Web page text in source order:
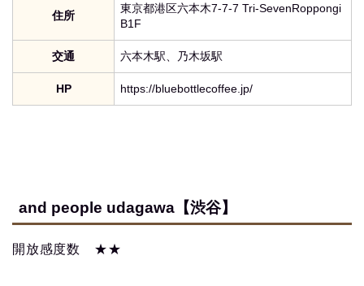
住所
東京都港区六本木7-7-7 Tri-SevenRoppongi
B1F
交通 六本木駅、乃木坂駅
HP https://bluebottlecoffee.jp/
and people udagawa【渋谷】
開放感度数 ★★